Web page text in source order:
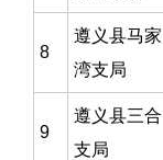
8
遵义县马家
湾支局
9
遵义县三合
支局